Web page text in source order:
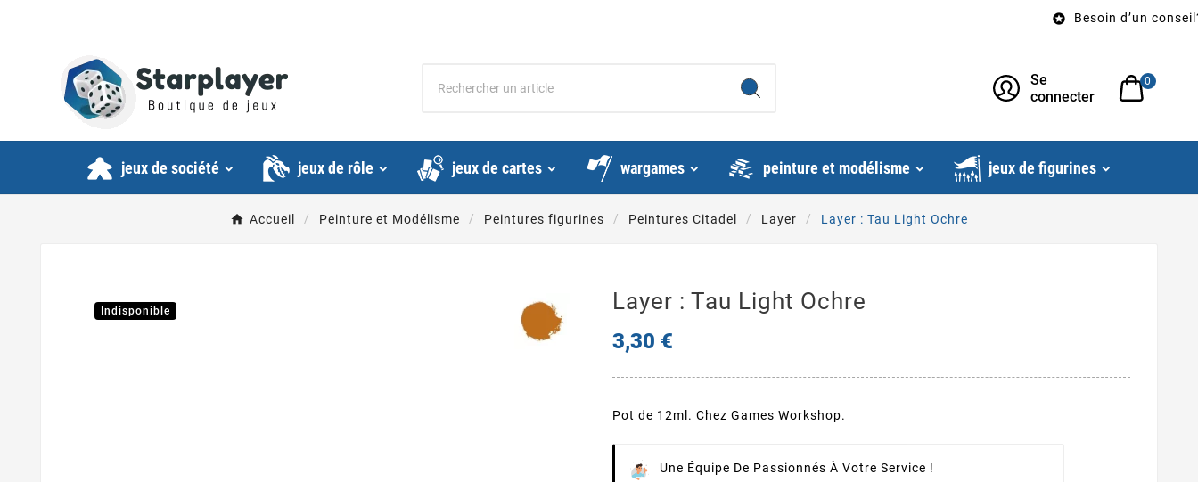
Besoin d’un conseil?
Se
connecter
0
jeux de société jeux de rôle jeux de cartes wargames peinture et modélisme jeux de figurines
Accueil Peinture et Modélisme Peintures figurines Peintures Citadel Layer Layer : Tau Light Ochre
Indisponible Layer : Tau Light Ochre
3,30 €
Pot de 12ml. Chez Games Workshop.
Une Équipe De Passionnés À Votre Service !